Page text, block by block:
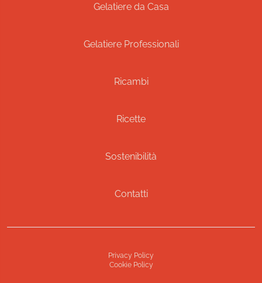
Gelatiere da Casa
Gelatiere Professionali
Ricambi
Ricette
Sostenibilità
Contatti
Privacy Policy
Cookie Policy